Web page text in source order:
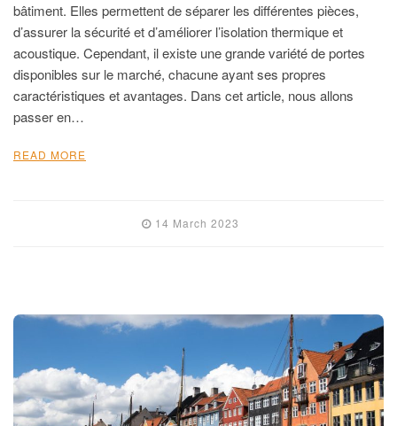
bâtiment. Elles permettent de séparer les différentes pièces,
d’assurer la sécurité et d’améliorer l’isolation thermique et
acoustique. Cependant, il existe une grande variété de portes
disponibles sur le marché, chacune ayant ses propres
caractéristiques et avantages. Dans cet article, nous allons
passer en…
READ MORE
14 March 2023